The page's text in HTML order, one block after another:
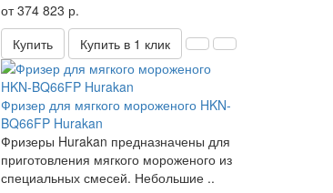
от 374 823 р.
Купить
Купить в 1 клик
Фризер для мягкого мороженого HKN-
BQ66FP Hurakan
Фризеры Hurakan предназначены для
приготовления мягкого мороженого из
специальных смесей. Небольшие ..